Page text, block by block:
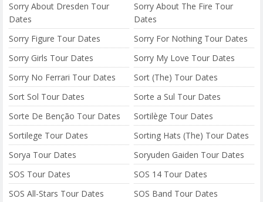
Sorry About Dresden Tour
Dates
Sorry About The Fire Tour
Dates
Sorry Figure Tour Dates
Sorry For Nothing Tour Dates
Sorry Girls Tour Dates
Sorry My Love Tour Dates
Sorry No Ferrari Tour Dates
Sort (The) Tour Dates
Sort Sol Tour Dates
Sorte a Sul Tour Dates
Sorte De Benção Tour Dates
Sortilège Tour Dates
Sortilege Tour Dates
Sorting Hats (The) Tour Dates
Sorya Tour Dates
Soryuden Gaiden Tour Dates
SOS Tour Dates
SOS 14 Tour Dates
SOS All-Stars Tour Dates
SOS Band Tour Dates